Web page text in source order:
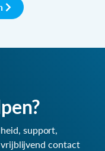
support,
vrijblijvend contact